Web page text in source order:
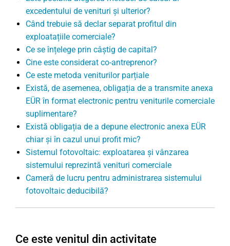
excedentului de venituri și ulterior?
Când trebuie să declar separat profitul din
exploatațiile comerciale?
Ce se înțelege prin câștig de capital?
Cine este considerat co-antreprenor?
Ce este metoda veniturilor parțiale
Există, de asemenea, obligația de a transmite anexa
EÜR în format electronic pentru veniturile comerciale
suplimentare?
Există obligația de a depune electronic anexa EÜR
chiar și în cazul unui profit mic?
Sistemul fotovoltaic: exploatarea și vânzarea
sistemului reprezintă venituri comerciale
Cameră de lucru pentru administrarea sistemului
fotovoltaic deducibilă?
Ce este venitul din activitate